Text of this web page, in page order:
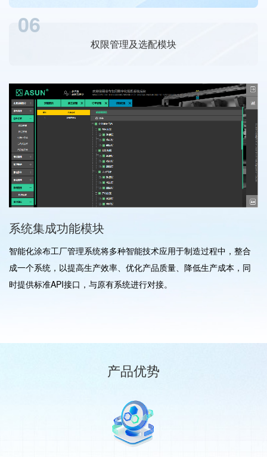
权限管理及选配模块
06
系统集成功能模块
智能化涂布工厂管理系统将多种智能技术应用于制造过程中，整合
成一个系统，以提高生产效率、优化产品质量、降低生产成本，同
时提供标准API接口，与原有系统进行对接。
产品优势